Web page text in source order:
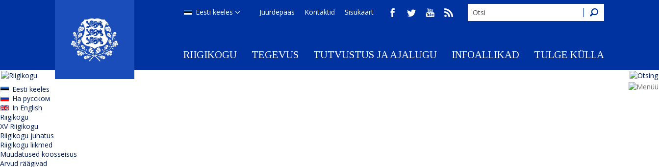
Otsing
Juurdepääs Kontaktid Sisukaart
Eesti keeles
RIIGIKOGU TEGEVUS TUTVUSTUS JA AJALUGU INFOALLIKAD TULGE KÜLLA
Eesti keeles
На русском
In English
Riigikogu
XV Riigikogu
Riigikogu juhatus
Riigikogu liikmed
Muudatused koosseisus
Arvud räägivad